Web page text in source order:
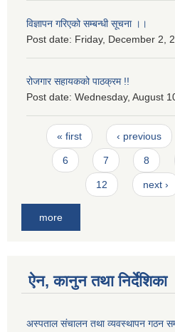
विज्ञापन गरिएको सम्बन्धी सूचना ।।
Post date: Friday, December 2,
रोजगार सहायकको पाठक्रम !!
Post date: Wednesday, August
Pages
« first ‹ previous
6 7 8
12 next ›
more
ऐन, कानुन तथा निर्देशिका
अस्पताल संचालन तथा व्यवस्थापन गठन